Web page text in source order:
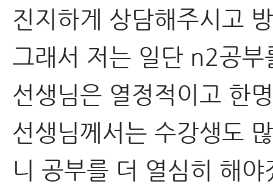
진지하게 상담해주시고
그래서 저는 일단 n2공
선생님은 열정적이고 한
선생님께서는 수강생도
니 공부를 더 열심히 해